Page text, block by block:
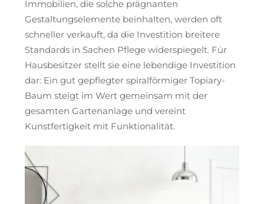
Immobilien, die solche prägnanten
Gestaltungselemente beinhalten, werden oft
schneller verkauft, da die Investition breitere
Standards in Sachen Pflege widerspiegelt. Für
Hausbesitzer stellt sie eine lebendige Investition
dar: Ein gut gepflegter spiralförmiger Topiary-
Baum steigt im Wert gemeinsam mit der
gesamten Gartenanlage und vereint
Kunstfertigkeit mit Funktionalität.